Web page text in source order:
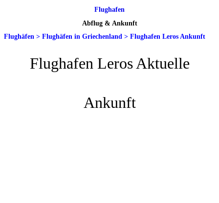
Flughafen
Abflug & Ankunft
Flughäfen > Flughäfen in Griechenland > Flughafen Leros Ankunft
Flughafen Leros Aktuelle
Ankunft